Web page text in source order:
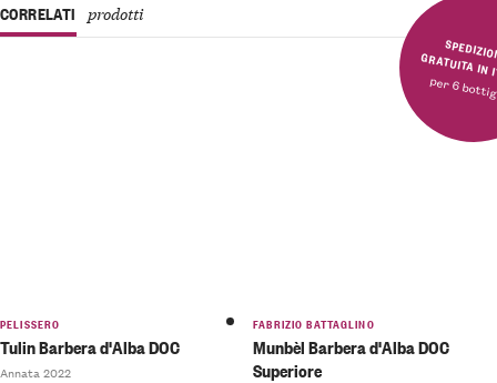
SPEDIZIONE
per 6
CORRELATI prodotti
PELISSERO
Tulin Barbera d'Alba DOC
Annata 2022
FABRIZIO BATTAGLINO
Munbèl Barbera d'Alba DOC
Superiore